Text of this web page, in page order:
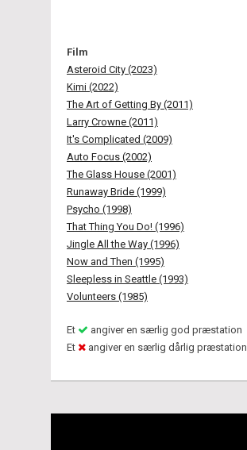
Film
Asteroid City (2023)
Kimi (2022)
The Art of Getting By (2011)
Larry Crowne (2011)
It's Complicated (2009)
Auto Focus (2002)
The Glass House (2001)
Runaway Bride (1999)
Psycho (1998)
That Thing You Do! (1996)
Jingle All the Way (1996)
Now and Then (1995)
Sleepless in Seattle (1993)
Volunteers (1985)
Et
angiver en særlig god præstation
Et
angiver en særlig dårlig præstation